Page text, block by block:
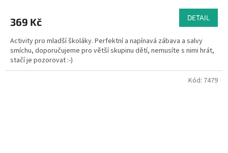
369 Kč DETAIL
Activity pro mladší školáky. Perfektní a napínavá zábava a salvy
smíchu, doporučujeme pro větší skupinu dětí, nemusíte s nimi hrát,
stačí je pozorovat :-)
Kód: 7479